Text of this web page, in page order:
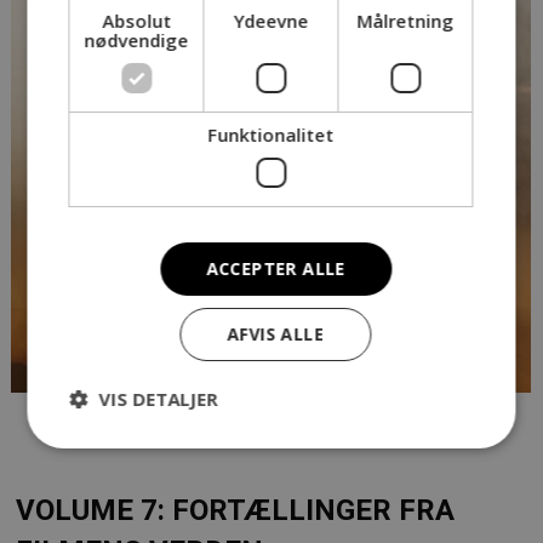
VOLUME 7: FORTÆLLINGER FRA
Absolut
nødvendige
Ydeevne Målretning
Funktionalitet
ACCEPTER ALLE
AFVIS ALLE
VIS DETALJER